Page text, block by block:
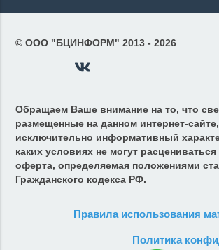
© ООО "БЦИНФОРМ" 2013 - 2026
Обращаем Ваше внимание на то, что
размещенные на данном интернет-
исключительно информативный
каких условиях не могут расцениваться
оферта, определяемая положениями
Гражданского кодекса РФ.
Правила использования
Политика